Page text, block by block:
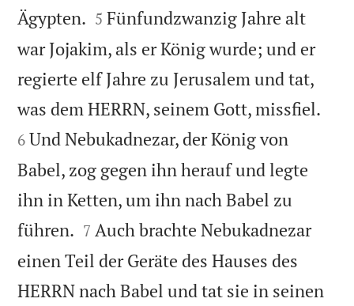
Ägypten. 

5 Fünfundzwanzig Jahre alt
war Jojakim, als er König wurde; und er
regierte elf Jahre zu Jerusalem und tat,
was dem HERRN, seinem Gott, missfiel.
6 Und Nebukadnezar, der König von
Babel, zog gegen ihn herauf und legte
ihn in Ketten, um ihn nach Babel zu
führen. 

7 Auch brachte Nebukadnezar
einen Teil der Geräte des Hauses des
HERRN nach Babel und tat sie in seinen